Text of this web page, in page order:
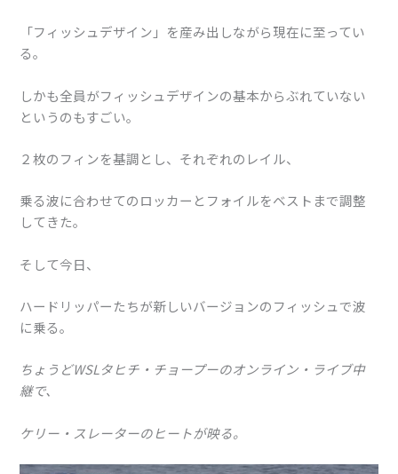
「フィッシュデザイン」を産み出しながら現在に至ってい
る。
しかも全員がフィッシュデザインの基本からぶれていない
というのもすごい。
２枚のフィンを基調とし、それぞれのレイル、
乗る波に合わせてのロッカーとフォイルをベストまで調整
してきた。
そして今日、
ハードリッパーたちが新しいバージョンのフィッシュで波
に乗る。
ちょうどWSLタヒチ・チョープーのオンライン・ライブ中
継で、
ケリー・スレーターのヒートが映る。